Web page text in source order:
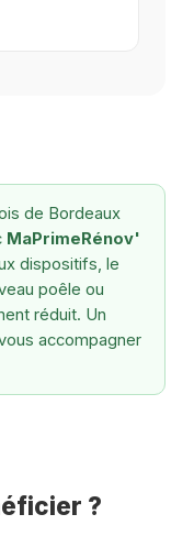
de Bordeaux
MaPrimeRénov'
dispositifs, le
poêle ou
réduit. Un
accompagner
?